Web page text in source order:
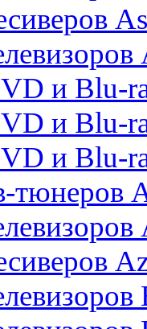
и Blu-
и Blu-
и Blu-
тюнеров